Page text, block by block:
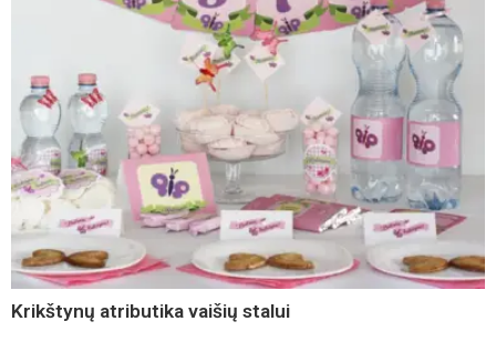
Krikštynų atributika vaišių stalui